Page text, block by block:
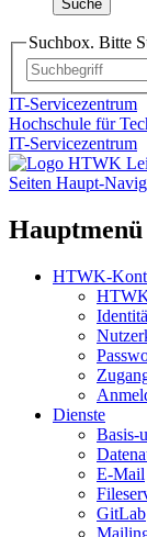
Suche
Suchbox. Bitte
IT-Servicezentrum
Hochschule für
IT-Servicezentrum
Seiten Haupt-
Hauptmenü
HTWK-
Dienste
Basis-
E-Mail
GitLab